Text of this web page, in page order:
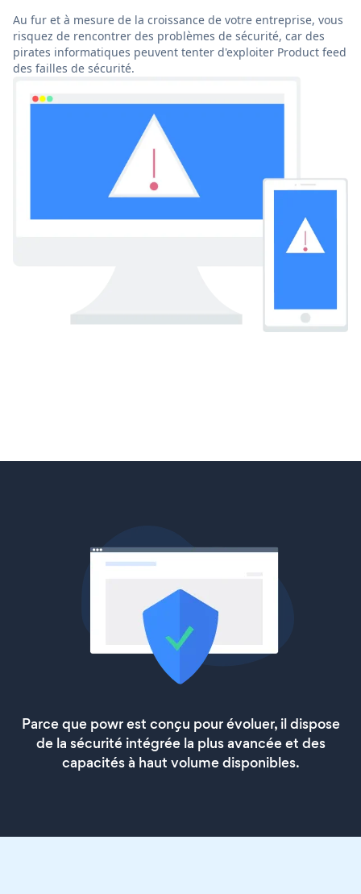
Au fur et à mesure de la croissance de votre entreprise, vous
risquez de rencontrer des problèmes de sécurité, car des
pirates informatiques peuvent tenter d'exploiter Product feed
des failles de sécurité.
Parce que powr est conçu pour évoluer, il dispose
de la sécurité intégrée la plus avancée et des
capacités à haut volume disponibles.